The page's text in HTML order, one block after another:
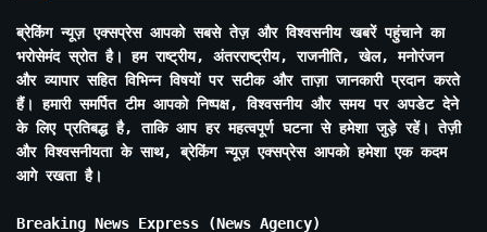
ब्रेकिंग न्यूज़ एक्सप्रेस आपको सबसे तेज़ और विश्वसनीय खबरें पहुंचाने का
भरोसेमंद स्रोत है। हम राष्ट्रीय, अंतरराष्ट्रीय, राजनीति, खेल, मनोरंजन
और व्यापार सहित विभिन्न विषयों पर सटीक और ताज़ा जानकारी प्रदान करते
हैं। हमारी समर्पित टीम आपको निष्पक्ष, विश्वसनीय और समय पर अपडेट देने
के लिए प्रतिबद्ध है, ताकि आप हर महत्वपूर्ण घटना से हमेशा जुड़े रहें। तेज़ी
और विश्वसनीयता के साथ, ब्रेकिंग न्यूज़ एक्सप्रेस आपको हमेशा एक कदम
आगे रखता है।
Breaking News Express (News Agency)